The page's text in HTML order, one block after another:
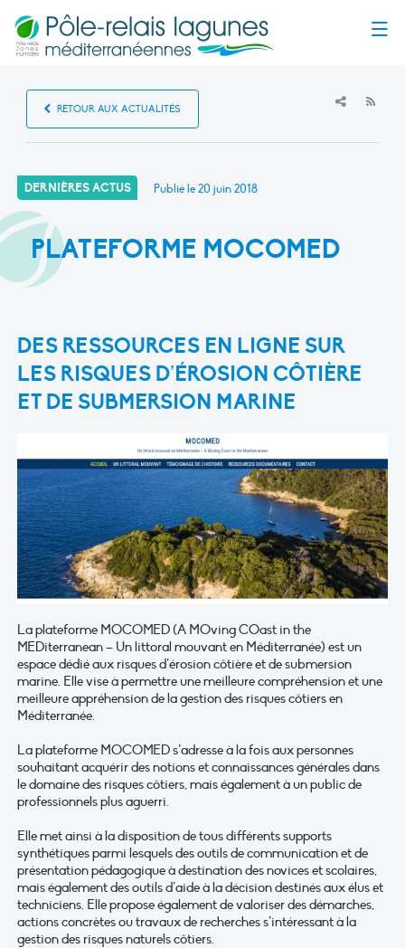
RETOUR AUX ACTUALITÉS
DERNIÈRES ACTUS Publié le20 juin 2018
PLATEFORME MOCOMED
DES RESSOURCES EN LIGNE SUR
LES RISQUES D’ÉROSION CÔTIÈRE
ET DE SUBMERSION MARINE
La plateforme MOCOMED (A MOving COast in the
MEDiterranean – Un littoral mouvant en Méditerranée) est un
espace dédié aux risques d’érosion côtière et de submersion
marine. Elle vise à permettre une meilleure compréhension et une
meilleure appréhension de la gestion des risques côtiers en
Méditerranée.
La plateforme MOCOMED s’adresse à la fois aux personnes
souhaitant acquérir des notions et connaissances générales dans
le domaine des risques côtiers, mais également à un public de
professionnels plus aguerri.
Elle met ainsi à la disposition de tous différents supports
synthétiques parmi lesquels des outils de communication et de
présentation pédagogique à destination des novices et scolaires,
mais également des outils d’aide à la décision destinés aux élus et
techniciens. Elle propose également de valoriser des démarches,
actions concrètes ou travaux de recherches s’intéressant à la
gestion des risques naturels côtiers.